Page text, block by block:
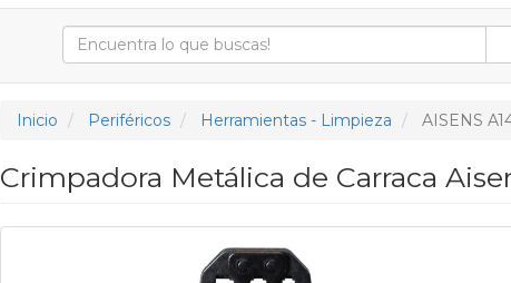
Inicio Periféricos Herramientas - Limpieza AISENS
Crimpadora Metálica de Carraca